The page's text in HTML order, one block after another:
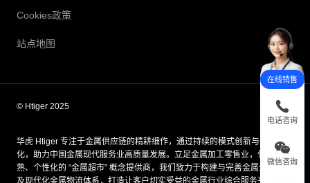
Cookies政策
站点地图
© Htiger 2025
华虎 Htiger 专注于金属供应链的精耕细作，通过持续的模式创新与组织优
化，助力中国金属现代服务业高质量发展。立足金属加工零售业，作为成
熟、个性化的 “金属超市” 概念提供商，我们致力于构建与完善金属分销网络
在线销售
电话咨询
微信咨询